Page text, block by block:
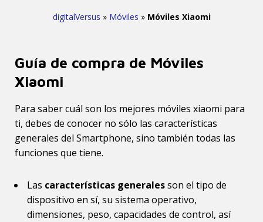
digitalVersus » Móviles » Móviles Xiaomi
Guía de compra de Móviles
Xiaomi
Para saber cuál son los mejores móviles xiaomi para
ti, debes de conocer no sólo las características
generales del Smartphone, sino también todas las
funciones que tiene.
Las características generalesson el tipo de
dispositivo en sí, su sistema operativo,
dimensiones, peso, capacidades de control, así